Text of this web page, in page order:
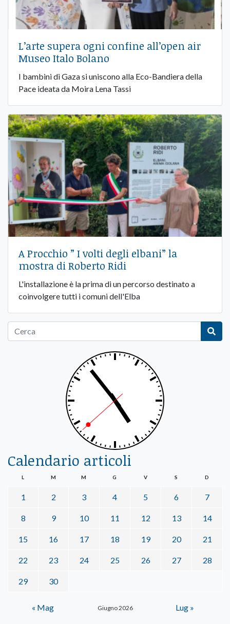
​L’arte supera ogni confine all’open air
Museo Italo Bolano
I bambini di Gaza si uniscono alla Eco-Bandiera della
Pace ideata da Moira Lena Tassi
A Procchio ” I volti degli elbani” la
mostra di Roberto Ridi
L'installazione è la prima di un percorso destinato a
coinvolgere tutti i comuni dell'Elba
Calendario articoli
Giugno 2026
L M M G V S D
1 2 3 4 5 6 7
8 9 10 11 12 13 14
15 16 17 18 19 20 21
22 23 24 25 26 27 28
29 30
« Mag Lug »